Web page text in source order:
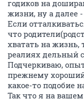
годиков на
жизни, ну а далее -
Если
что
хватать на
реалиях дельный
Подчеркиваю,
прежнему
какое-то подобие
Так что я на